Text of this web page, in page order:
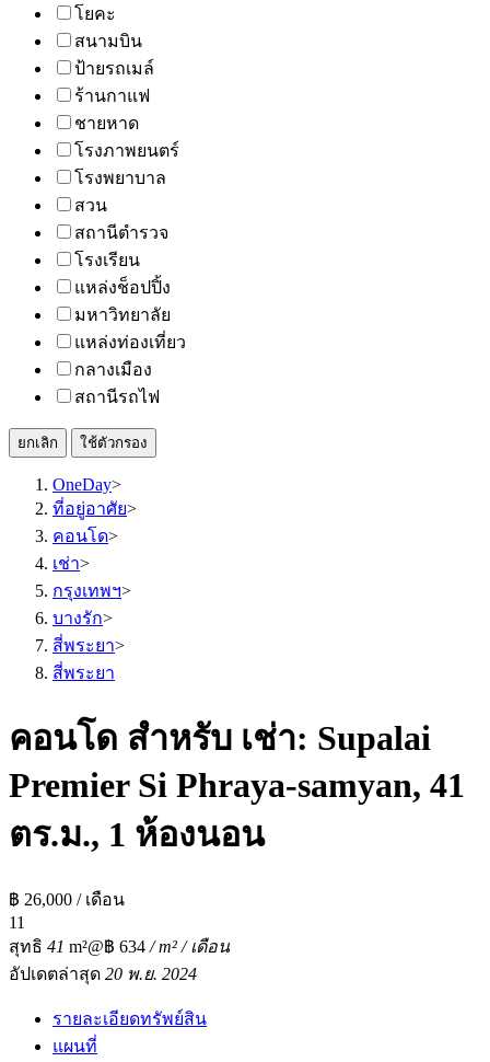
โยคะ
สนามบิน
ป้ายรถเมล์
ร้านกาแฟ
ชายหาด
โรงภาพยนตร์
โรงพยาบาล
สวน
สถานีตำรวจ
โรงเรียน
แหล่งช็อปปิ้ง
มหาวิทยาลัย
แหล่งท่องเที่ยว
กลางเมือง
สถานีรถไฟ
ยกเลิก ใช้ตัวกรอง
OneDay>
ที่อยู่อาศัย>
คอนโด>
เช่า>
กรุงเทพฯ>
บางรัก>
สี่พระยา>
สี่พระยา
คอนโด สำหรับ เช่า: Supalai
Premier Si Phraya-samyan, 41
ตร.ม., 1 ห้องนอน
฿ 26,000 / เดือน
11
สุทธิ 41 m²@฿ 634 / m² / เดือน
อัปเดตล่าสุด 20 พ.ย. 2024
รายละเอียดทรัพย์สิน
แผนที่